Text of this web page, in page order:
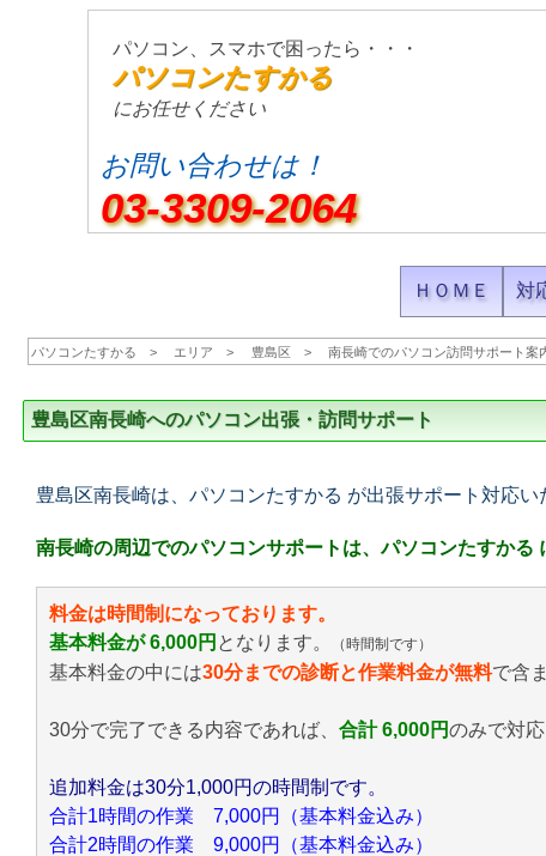
パソコン、スマホで困ったら・・・
パソコンたすかる
にお任せください
お問い合わせは！
03-3309-2064
ＨＯＭＥ 対
パソコンたすかる エリア 豊島区 南長崎でのパソコン訪問サポート案
豊島区南長崎へのパソコン出張・訪問サポート
豊島区南長崎は、パソコンたすかる が出張サポート対応い
南長崎の周辺でのパソコンサポートは、パソコンたすかる
料金は時間制になっております。
基本料金が 6,000円 となります。 （時間制です）
基本料金の中には30分までの診断と作業料金が無料で含
30分で完了できる内容であれば、 合計 6,000円のみで対
追加料金は30分1,000円の時間制です。
合計1時間の作業 7,000円（基本料金込み）
合計2時間の作業 9,000円（基本料金込み）